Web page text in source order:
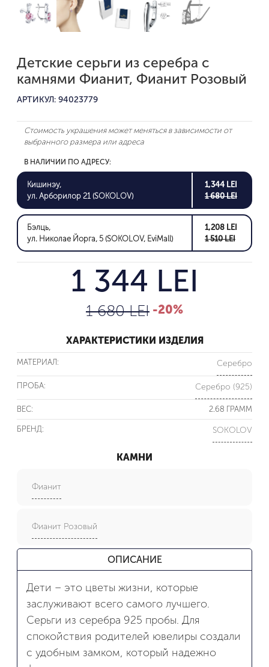
Детские серьги из серебра с
камнями Фианит, Фианит Розовый
АРТИКУЛ: 94023779
Стоимость украшения может меняться в зависимости от
выбранного размера или адреса
В НАЛИЧИИ ПО АДРЕСУ:
Кишинэу,
ул. Арборилор 21 (SOKOLOV)
1,344 LEI
1 680 LEI
Бэлць,
ул. Николае Йорга, 5 (SOKOLOV, EviMall)
1,208 LEI
1 510 LEI
1 344 LEI
1 680 LEI -20%
ХАРАКТЕРИСТИКИ ИЗДЕЛИЯ
МАТЕРИАЛ: Серебро
ПРОБА: Серебро (925)
ВЕС: 2.68 ГРАММ
БРЕНД: SOKOLOV
КАМНИ
Фианит
Фианит Розовый
ОПИСАНИЕ
Дети – это цветы жизни, которые
заслуживают всего самого лучшего.
Серьги из серебра 925 пробы. Для
спокойствия родителей ювелиры создали
с удобным замком, который надежно